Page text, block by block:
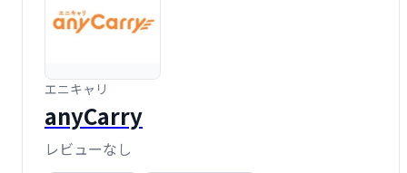
エニキャリ
anyCarry
レビューなし